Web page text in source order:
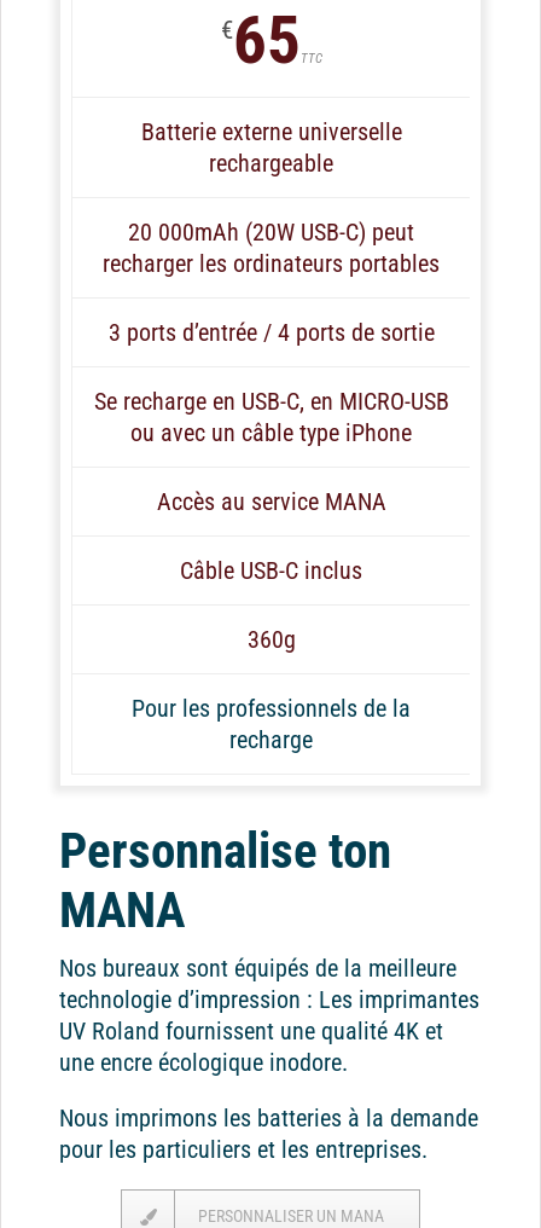
€65 TTC
Batterie externe universelle
rechargeable
20 000mAh (20W USB-C) peut
recharger les ordinateurs portables
3 ports d’entrée / 4 ports de sortie
Se recharge en USB-C, en MICRO-USB
ou avec un câble type iPhone
Accès au service MANA
Câble USB-C inclus
360g
Pour les professionnels de la
recharge
Personnalise ton
MANA
Nos bureaux sont équipés de la meilleure
technologie d’impression : Les imprimantes
UV Roland fournissent une qualité 4K et
une encre écologique inodore.
Nous imprimons les batteries à la demande
pour les particuliers et les entreprises.
PERSONNALISER UN MANA